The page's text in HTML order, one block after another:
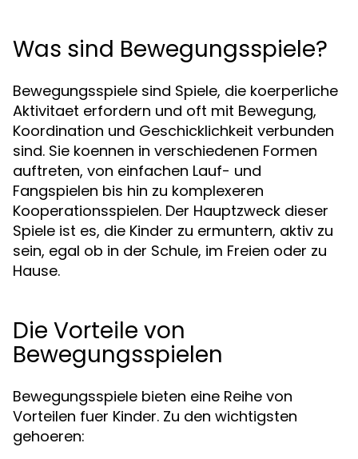
Was sind Bewegungsspiele?
Bewegungsspiele sind Spiele, die koerperliche
Aktivitaet erfordern und oft mit Bewegung,
Koordination und Geschicklichkeit verbunden
sind. Sie koennen in verschiedenen Formen
auftreten, von einfachen Lauf- und
Fangspielen bis hin zu komplexeren
Kooperationsspielen. Der Hauptzweck dieser
Spiele ist es, die Kinder zu ermuntern, aktiv zu
sein, egal ob in der Schule, im Freien oder zu
Hause.
Die Vorteile von
Bewegungsspielen
Bewegungsspiele bieten eine Reihe von
Vorteilen fuer Kinder. Zu den wichtigsten
gehoeren: